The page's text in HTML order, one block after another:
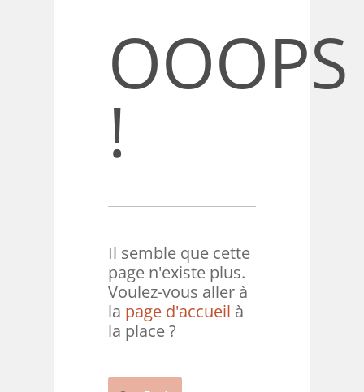
OOOPS
!
Il semble que cette
page n'existe plus.
Voulez-vous aller à
la page d'accueil à
la place ?